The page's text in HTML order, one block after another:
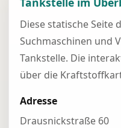
Diese statische Seite
Suchmaschinen und
Tankstelle. Die
über die
Adresse
Drausnickstraße 60